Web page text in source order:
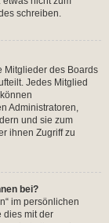
schreiben.
Mitglieder des Boards
Jedes Mitglied
Administratoren,
und sie zum
ihnen Zugriff zu
bei?
im persönlichen
dies mit der